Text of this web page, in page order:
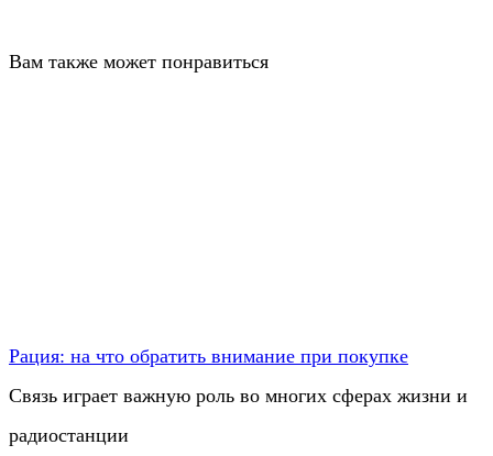
Вам также может понравиться
Рация: на что обратить внимание при покупке
Связь играет важную роль во многих сферах жизни и
радиостанции